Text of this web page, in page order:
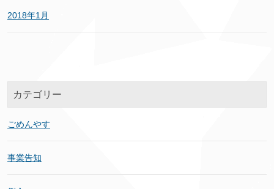
2018年1月
カテゴリー
ごめんやす
事業告知